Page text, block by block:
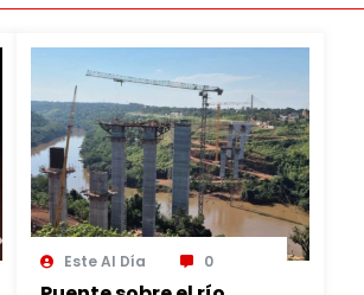
Este Al Día 0